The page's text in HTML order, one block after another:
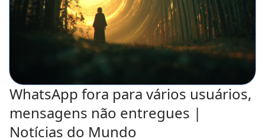
WhatsApp fora para vários usuários,
mensagens não entregues |
Notícias do Mundo